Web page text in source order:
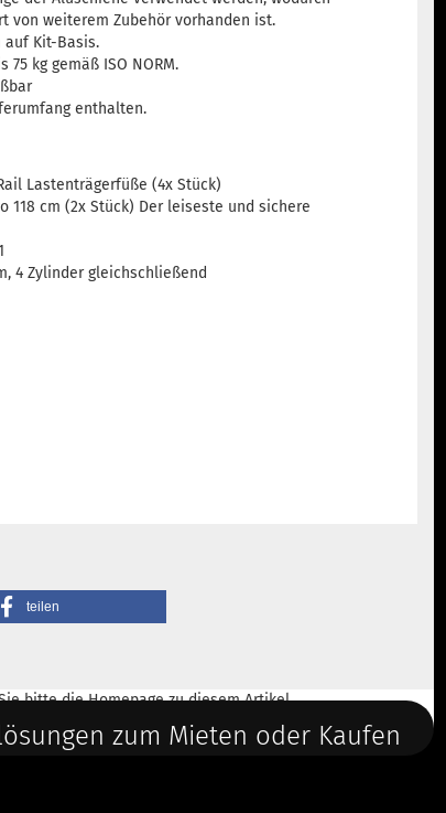
von weiterem Zubehör vorhanden ist.
auf Kit-Basis.
kg gemäß ISO NORM.
enthalten.
Lastenträgerfüße (4x Stück)
118 cm (2x Stück) Der leiseste und sichere
4 Zylinder gleichschließend
teilen
bitte dieHomepagezu diesem Artikel.
zum Mieten oder Kaufen